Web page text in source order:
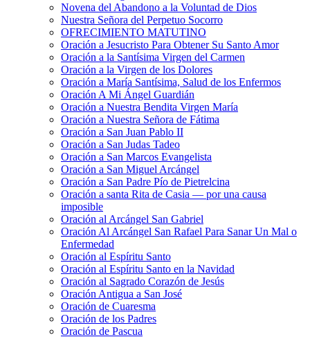
Novena del Abandono a la Voluntad de Dios
Nuestra Señora del Perpetuo Socorro
OFRECIMIENTO MATUTINO
Oración a Jesucristo Para Obtener Su Santo Amor
Oración a la Santísima Virgen del Carmen
Oración a la Virgen de los Dolores
Oración a María Santísima, Salud de los Enfermos
Oración A Mi Ángel Guardián
Oración a Nuestra Bendita Virgen María
Oración a Nuestra Señora de Fátima
Oración a San Juan Pablo II
Oración a San Judas Tadeo
Oración a San Marcos Evangelista
Oración a San Miguel Arcángel
Oración a San Padre Pío de Pietrelcina
Oración a santa Rita de Casia — por una causa
imposible
Oración al Arcángel San Gabriel
Oración Al Arcángel San Rafael Para Sanar Un Mal o
Enfermedad
Oración al Espíritu Santo
Oración al Espíritu Santo en la Navidad
Oración al Sagrado Corazón de Jesús
Oración Antigua a San José
Oración de Cuaresma
Oración de los Padres
Oración de Pascua